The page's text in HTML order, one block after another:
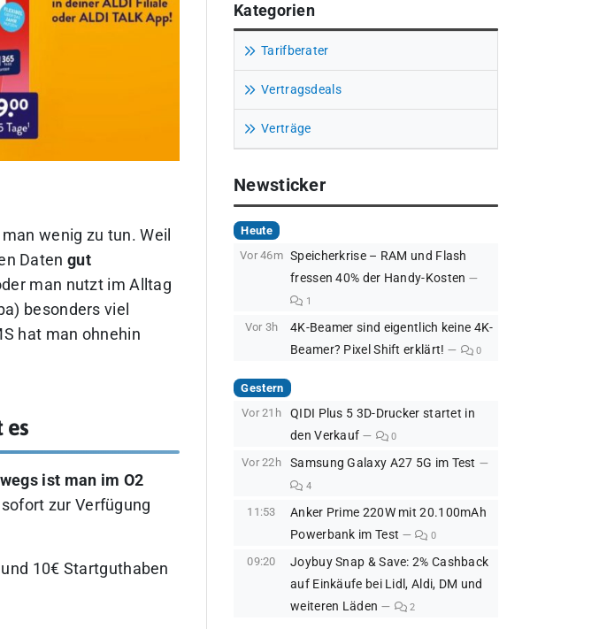
wenig zu tun. Weil
Daten gut
man nutzt im Alltag
besonders viel
hat man ohnehin
es
ist man im O2
zur Verfügung
10€ Startguthaben
Kategorien
Tarifberater
Vertragsdeals
Verträge
Newsticker
Heute
Vor 46m Speicherkrise – RAM und Flash
fressen 40% der Handy-Kosten
1
Vor 3h
4K-Beamer sind eigentlich keine 4K-
Beamer? Pixel Shift erklärt!
0
Gestern
Vor 21h
QIDI Plus 5 3D-Drucker startet in
den Verkauf
0
Vor 22h Samsung Galaxy A27 5G im Test
4
11:53
Anker Prime 220W mit 20.100mAh
Powerbank im Test
0
09:20
Joybuy Snap & Save: 2% Cashback
auf Einkäufe bei Lidl, Aldi, DM und
weiteren Läden
2